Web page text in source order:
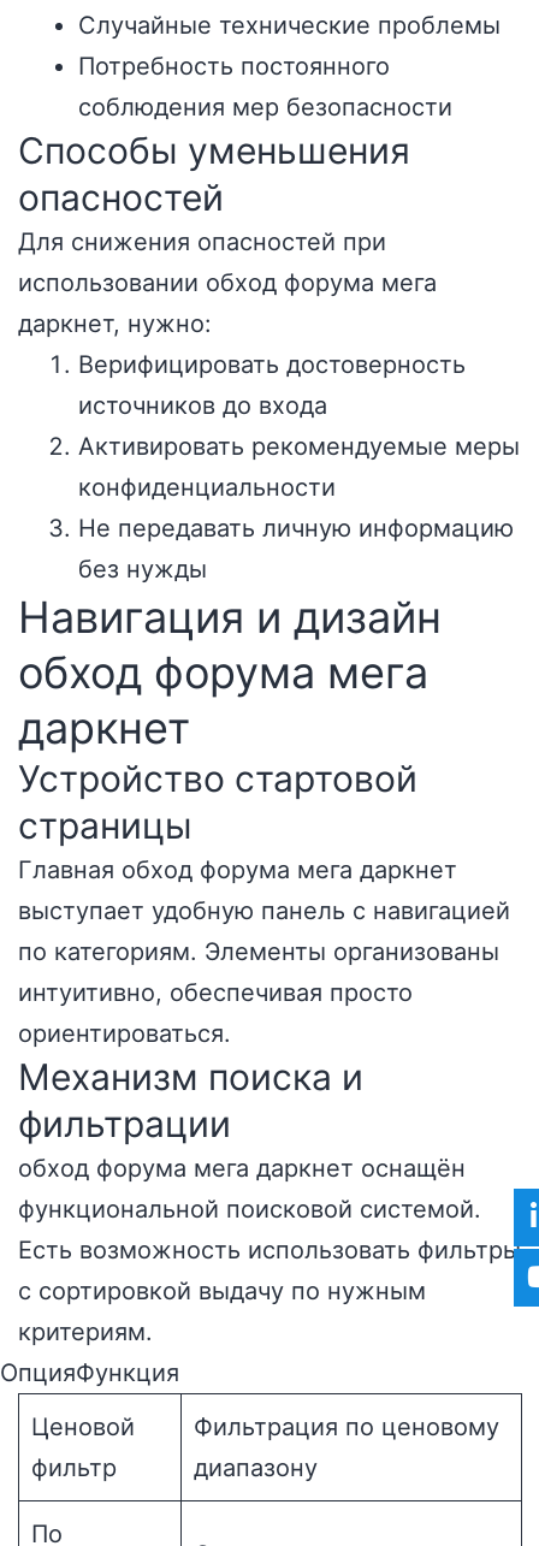
Случайные технические проблемы
Потребность постоянного
соблюдения мер безопасности
Способы уменьшения
опасностей
Для снижения опасностей при
использовании обход форума мега
даркнет, нужно:
Верифицировать достоверность
источников до входа
Активировать рекомендуемые меры
конфиденциальности
Не передавать личную информацию
без нужды
Навигация и дизайн
обход форума мега
даркнет
Устройство стартовой
страницы
Главная обход форума мега даркнет
выступает удобную панель с навигацией
по категориям. Элементы организованы
интуитивно, обеспечивая просто
ориентироваться.
Механизм поиска и
фильтрации
обход форума мега даркнет оснащён
функциональной поисковой системой.
Есть возможность использовать фильтры
с сортировкой выдачу по нужным
критериям.
ОпцияФункция
Ценовой
фильтр
Фильтрация по ценовому
диапазону
По